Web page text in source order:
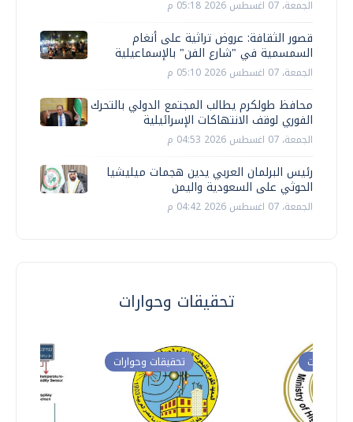
الجمعة، 07 اغسطس 2026 05:18 م
قصور الثقافة: عروض تراثية على أنغام
السمسمية في "شارع الفن" بالإسماعيلية
الجمعة، 07 اغسطس 2026 05:10 م
محافظ طولكرم يطالب المجتمع الدولي بالتحرك
الفوري لوقف الانتهاكات الإسرائيلية
الجمعة، 07 اغسطس 2026 04:53 م
رئيس البرلمان العربي يدين هجمات ميليشيا
الحوثي على السعودية واليمن
الجمعة، 07 اغسطس 2026 04:42 م
تحقيقات وحوارات
تحقيقات وحوارات وحوارات